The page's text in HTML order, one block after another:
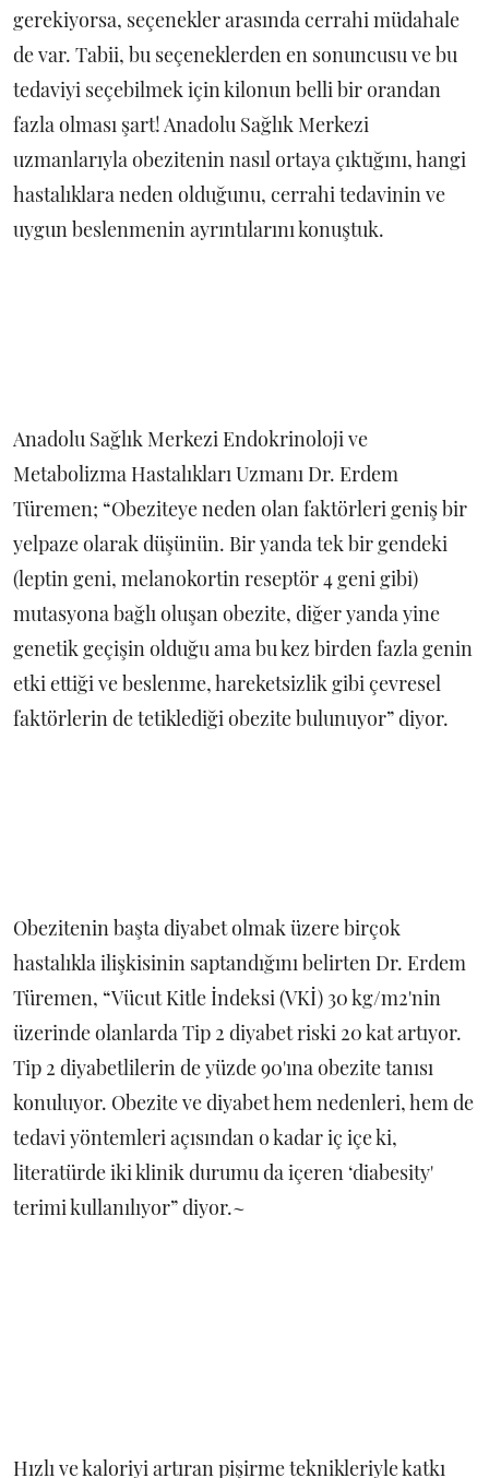
gerekiyorsa, seçenekler arasında cerrahi müdahale
de var. Tabii, bu seçeneklerden en sonuncusu ve bu
tedaviyi seçebilmek için kilonun belli bir orandan
fazla olması şart! Anadolu Sağlık Merkezi
uzmanlarıyla obezitenin nasıl ortaya çıktığını, hangi
hastalıklara neden olduğunu, cerrahi tedavinin ve
uygun beslenmenin ayrıntılarını konuştuk.
Anadolu Sağlık Merkezi Endokrinoloji ve
Metabolizma Hastalıkları Uzmanı Dr. Erdem
Türemen; “Obeziteye neden olan faktörleri geniş bir
yelpaze olarak düşünün. Bir yanda tek bir gendeki
(leptin geni, melanokortin reseptör 4 geni gibi)
mutasyona bağlı oluşan obezite, diğer yanda yine
genetik geçişin olduğu ama bu kez birden fazla genin
etki ettiği ve beslenme, hareketsizlik gibi çevresel
faktörlerin de tetiklediği obezite bulunuyor” diyor.
Obezitenin başta diyabet olmak üzere birçok
hastalıkla ilişkisinin saptandığını belirten Dr. Erdem
Türemen, “Vücut Kitle İndeksi (VKİ) 30 kg/m2'nin
üzerinde olanlarda Tip 2 diyabet riski 20 kat artıyor.
Tip 2 diyabetlilerin de yüzde 90'ına obezite tanısı
konuluyor. Obezite ve diyabet hem nedenleri, hem de
tedavi yöntemleri açısından o kadar iç içe ki,
literatürde iki klinik durumu da içeren ‘diabesity'
terimi kullanılıyor” diyor.~
Hızlı ve kaloriyi artıran pişirme teknikleriyle katkı